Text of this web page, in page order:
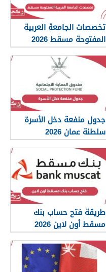
تخصصات الجامعة العربية
المفتوحة مسقط 2026
جدول منفعة دخل الأسرة
سلطنة عمان 2026
طريقة فتح حساب بنك
مسقط أون لاين 2026